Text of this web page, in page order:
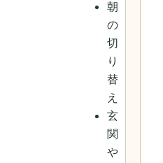
朝
の
切
り
替
え
玄
関
や